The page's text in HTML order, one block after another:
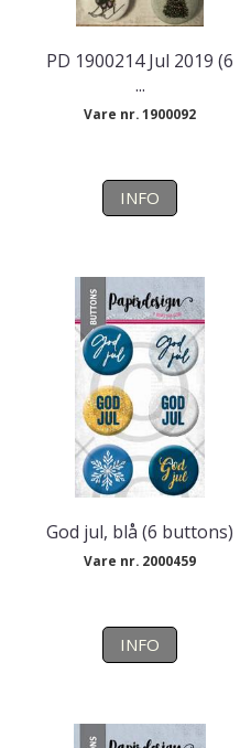
PD 1900214 Jul 2019 (6
...
Vare nr. 1900092
INFO
God jul, blå (6 buttons)
Vare nr. 2000459
INFO